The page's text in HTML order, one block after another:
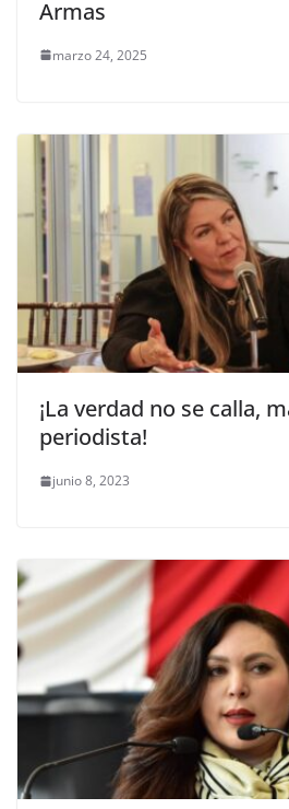
Armas
marzo 24, 2025
¡La verdad no se calla,
periodista!
junio 8, 2023